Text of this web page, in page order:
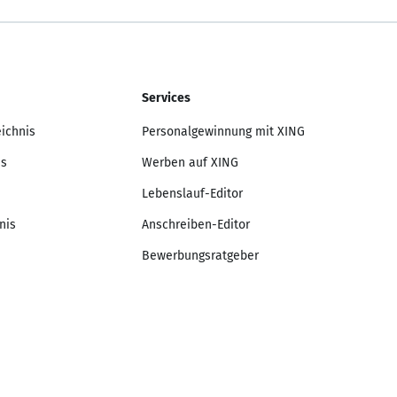
Services
Personalgewinnung mit XING
Werben auf XING
Lebenslauf-Editor
Anschreiben-Editor
Bewerbungsratgeber